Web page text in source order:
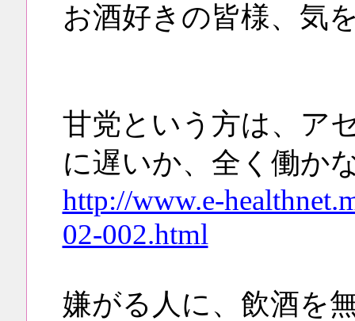
お酒好きの皆様、気
甘党という方は、ア
に遅いか、全く働か
http://www.e-
02-002.html
嫌がる人に、飲酒を